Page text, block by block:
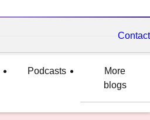
Contact
Podcasts
More
blogs